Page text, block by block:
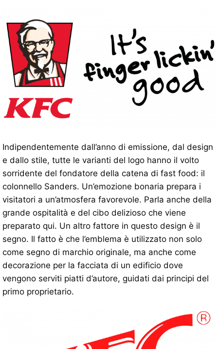
Indipendentemente dall’anno di emissione, dal design
e dallo stile, tutte le varianti del logo hanno il volto
sorridente del fondatore della catena di fast food: il
colonnello Sanders. Un’emozione bonaria prepara i
visitatori a un’atmosfera favorevole. Parla anche della
grande ospitalità e del cibo delizioso che viene
preparato qui. Un altro fattore in questo design è il
segno. Il fatto è che l’emblema è utilizzato non solo
come segno di marchio originale, ma anche come
decorazione per la facciata di un edificio dove
vengono serviti piatti d’autore, guidati dai principi del
primo proprietario.